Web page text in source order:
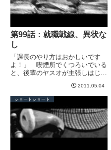
第99話：就職戦線、異状な
し
「課長のやり方はおかしいです
よ！」 喫煙所でくつろいでいる
と、後輩のヤスオが主張しはじめ
話だった。「さっき課長の部屋に
行ったら、履歴書をぽんぽん投げ
ていたんです。それで、イスに載
った分だけ面接するって。ぼくが
呆...
2011.05.04
ショートショート